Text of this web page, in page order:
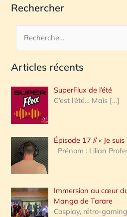
Rechercher
c
e
r
c
h
e
:
Articles récents
SuperFlux de l’été
C’est l’été… Mais […]
Épisode 17 // « Je
Prénom : Lilian
Immersion au cœur
Manga de Tarare
Cosplay, rétro-